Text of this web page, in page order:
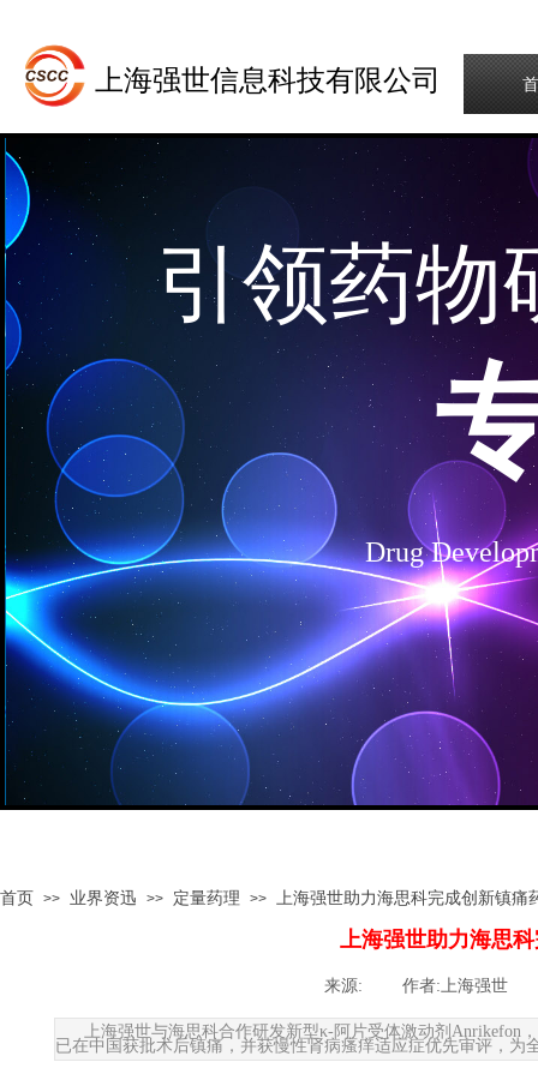
上海强世信息科技有限公司
引领药物
Drug
首页 >> 业界资迅 >> 定量药理 >> 上海强世助力海思科完成创新镇痛
上海强世助力海思
来源: 作者:上海强世
上海强世与海思科合作研发新型κ-阿片受体激动剂Anrikefon
已在中国获批术后镇痛，并获慢性肾病瘙痒适应症优先审评，为